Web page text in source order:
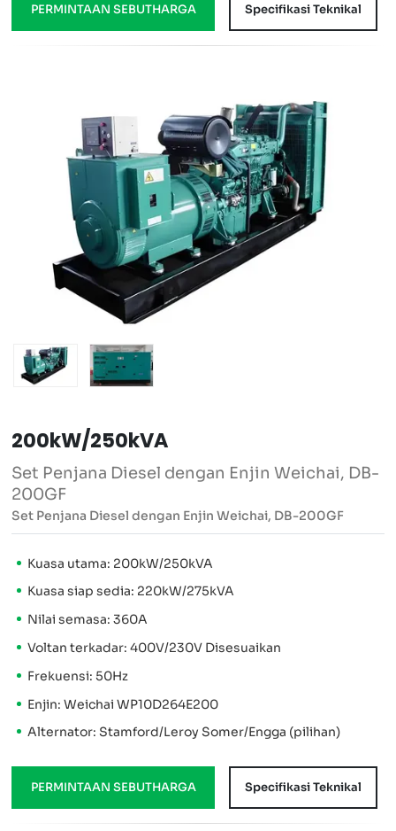
PERMINTAAN SEBUTHARGA Specifikasi Teknikal
200kW/250kVA
Set Penjana Diesel dengan Enjin Weichai, DB-
200GF
Set Penjana Diesel dengan Enjin Weichai, DB-200GF
Kuasa utama: 200kW/250kVA
Kuasa siap sedia: 220kW/275kVA
Nilai semasa: 360A
Voltan terkadar: 400V/230V Disesuaikan
Frekuensi: 50Hz
Enjin: Weichai WP10D264E200
Alternator: Stamford/Leroy Somer/Engga (pilihan)
PERMINTAAN SEBUTHARGA Specifikasi Teknikal